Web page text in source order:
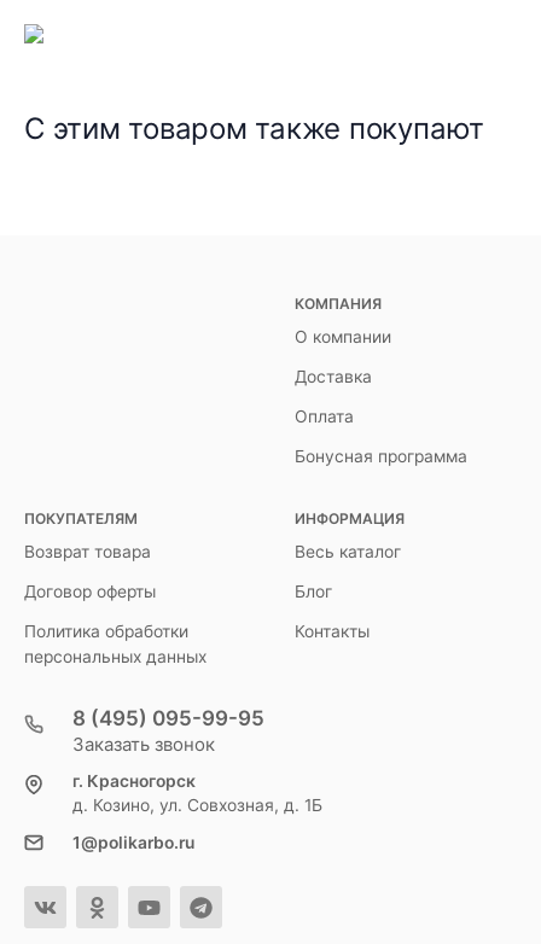
С этим товаром также покупают
КОМПАНИЯ
О компании
Доставка
Оплата
Бонусная программа
ПОКУПАТЕЛЯМ
Возврат товара
Договор оферты
Политика обработки
персональных данных
ИНФОРМАЦИЯ
Весь каталог
Блог
Контакты
8 (495) 095-99-95
Заказать звонок
г. Красногорск
д. Козино, ул. Совхозная, д. 1Б
1@polikarbo.ru